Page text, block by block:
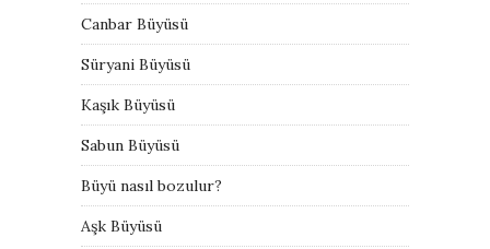
Canbar Büyüsü
Süryani Büyüsü
Kaşık Büyüsü
Sabun Büyüsü
Büyü nasıl bozulur?
Aşk Büyüsü